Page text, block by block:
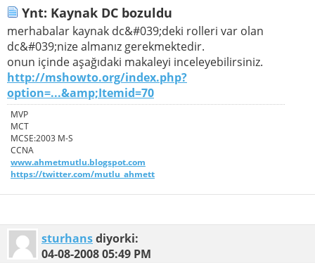
Ynt: Kaynak DC bozuldu
merhabalar kaynak dc&#039;deki rolleri var olan
dc&#039;nize almanız gerekmektedir.
onun içinde aşağıdaki makaleyi inceleyebilirsiniz.
http://mshowto.org/index.php?
option=...&amp;Itemid=70
MVP
MCT
MCSE:2003 M-S
CCNA
www.ahmetmutlu.blogspot.com
https://twitter.com/mutlu_ahmett
sturhansdiyorki:
04-08-200805:49 PM